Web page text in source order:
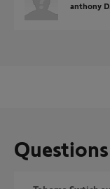
anthony D.